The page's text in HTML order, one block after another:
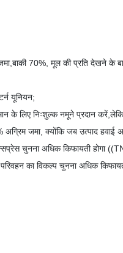
70%, मूल की प्रति देखने के
यूनियन;
के लिए निःशुल्क नमूने प्रदान
जमा, क्योंकि जब उत्पाद
चुनना अधिक किफायती होगा
का विकल्प चुनना अधिक